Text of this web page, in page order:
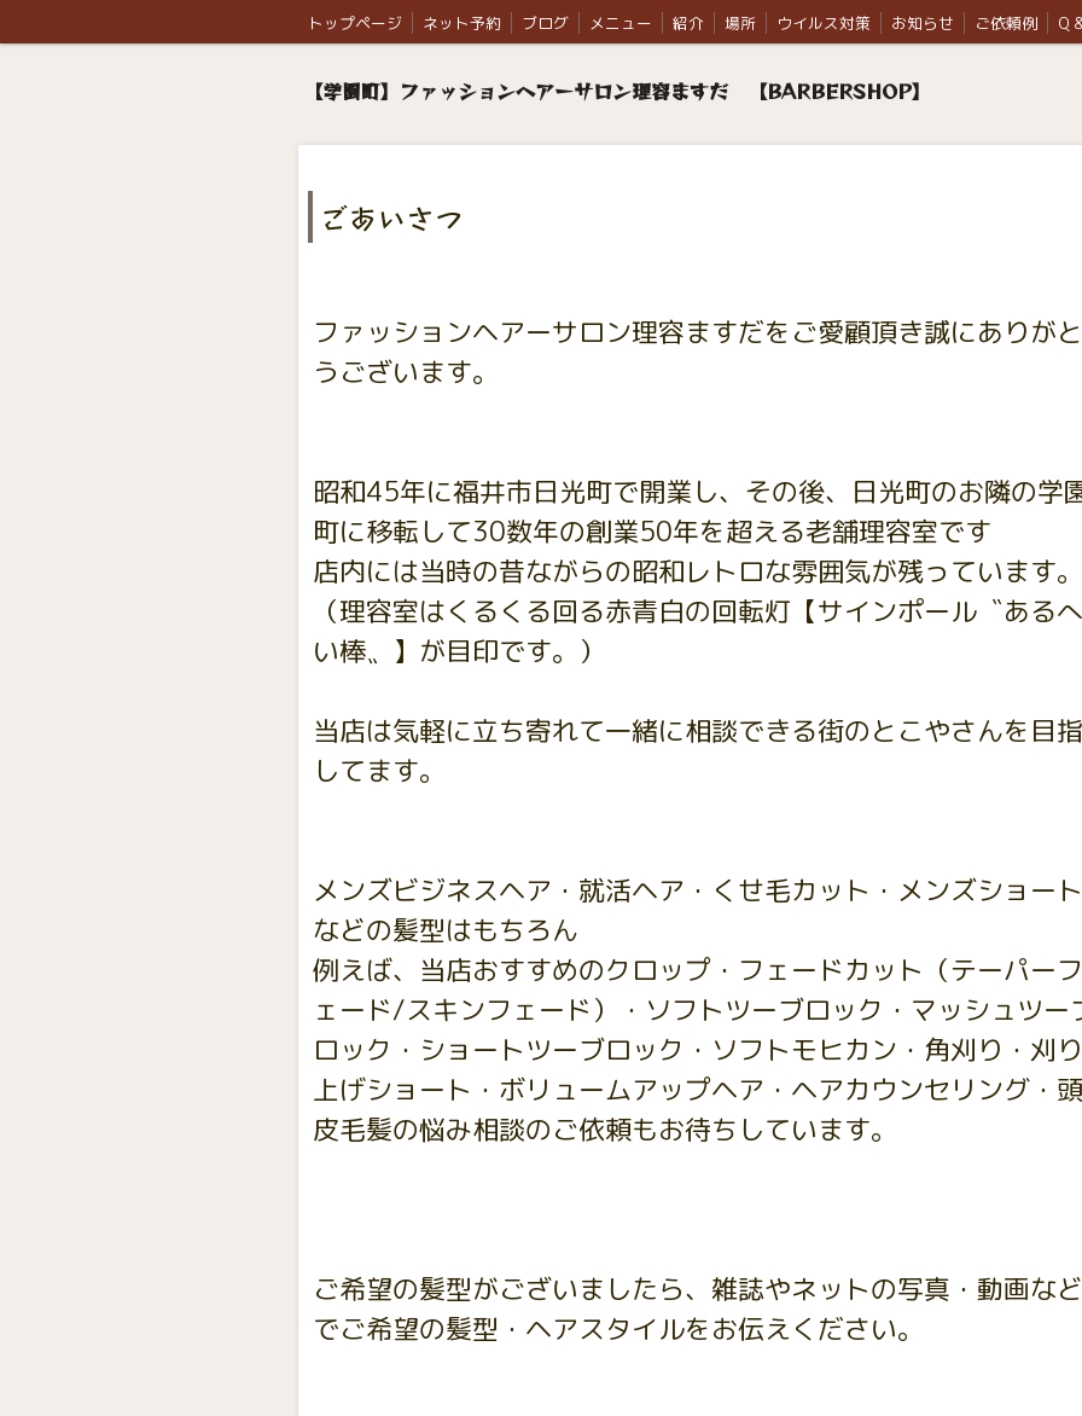
トップページ ネット予約 ブログ メニュー 紹介 場所 ウイルス対策 お知らせ ご依頼例 Q
【学園町】ファッションヘアーサロン理容ますだ 【BARBERSHOP】
ごあいさつ
ファッションヘアーサロン理容ますだをご愛顧頂き誠にありがと
うございます。
昭和45年に福井市日光町で開業し、その後、日光町のお隣の学
町に移転して30数年の創業50年を超える老舗理容室です
店内には当時の昔ながらの昭和レトロな雰囲気が残っています。
（理容室はくるくる回る赤青白の回転灯【サインポール〝あるへ
い棒〟】が目印です。）
当店は気軽に立ち寄れて一緒に相談できる街のとこやさんを目指
してます。
メンズビジネスヘア・就活ヘア・くせ毛カット・メンズショート
などの髪型はもちろん
例えば、当店おすすめのクロップ・フェードカット（テーパーフ
ェード/スキンフェード）・ソフトツーブロック・マッシュツー
ロック・ショートツーブロック・ソフトモヒカン・角刈り・刈り
上げショート・ボリュームアップヘア・ヘアカウンセリング・頭
皮毛髪の悩み相談のご依頼もお待ちしています。
ご希望の髪型がございましたら、雑誌やネットの写真・動画など
でご希望の髪型・ヘアスタイルをお伝えください。